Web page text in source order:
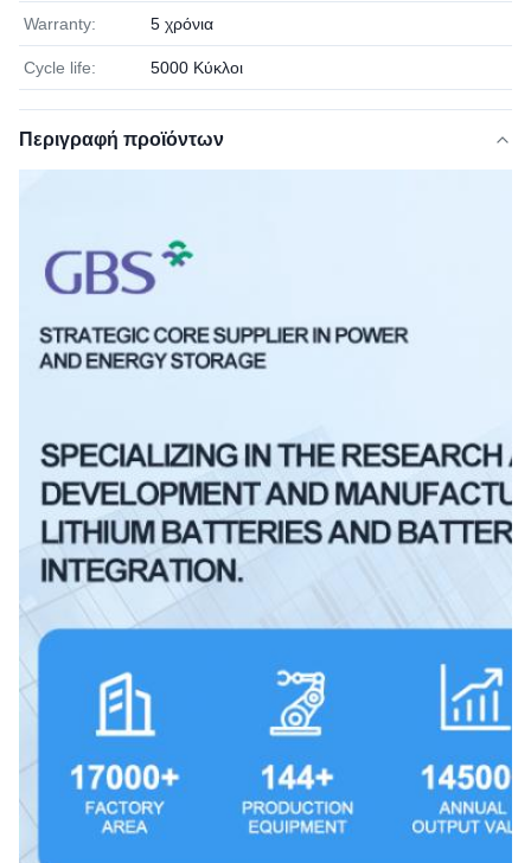
Warranty: 5 χρόνια
Cycle life: 5000 Κύκλοι
Περιγραφή προϊόντων